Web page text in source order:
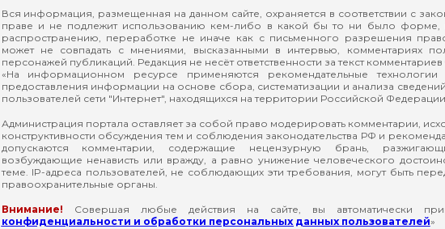
Вся информация, размещенная на данном сайте, охраняется в соответствии с
праве и не подлежит использованию кем-либо в какой бы то ни было форме,
распространению, переработке не иначе как с письменного разрешения
может не совпадать с мнениями, высказанными в интервью, комментариях
персонажей публикаций. Редакция не несёт ответственности за текст комментариев
«На информационном ресурсе применяются рекомендательные технологии
предоставления информации на основе сбора, систематизации и анализа
пользователей сети "Интернет", находящихся на территории Российской
Администрация портала оставляет за собой право модерировать комментарии,
конструктивности обсуждения тем и соблюдения законодательства РФ и
допускаются комментарии, содержащие нецензурную брань,
возбуждающие ненависть или вражду, а равно унижение человеческого
теме. IP-адреса пользователей, не соблюдающих эти требования, могут быть
правоохранительные органы.
Внимание! Совершая любые действия на сайте, вы автоматически
конфиденциальности и обработки персональных данных пользователей»